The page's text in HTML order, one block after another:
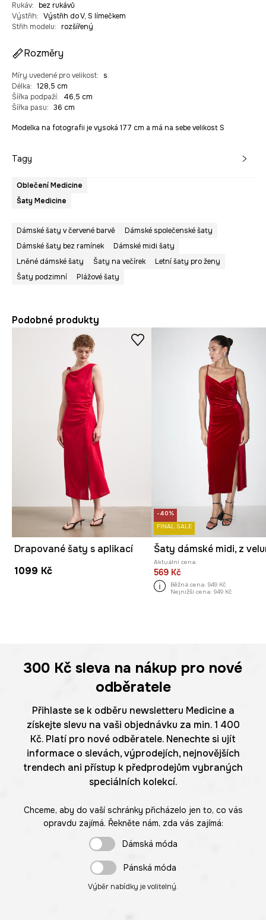
Rukáv: bez rukávů
Výstřih: Výstřih do V, S límečkem
Střih modelu: rozšířený
Rozměry
Míry uvedené pro velikost:
s.
Délka: 128,5 cm
Šířka podpaží:
46,5 cm
Šířka pasu: 36 cm
Modelka na fotografii je vysoká 177 cm a má na sebe velikost S
Tagy
Oblečení Medicine
Šaty Medicine
Dámské šaty v červené barvě
Dámské společenské šaty
Dámské šaty bez ramínek
Dámské midi šaty
Lněné dámské šaty
Šaty na večírek
Letní šaty pro ženy
Šaty podzimní
Plážové šaty
Podobné produkty
Drapované šaty s aplikací
1099 Kč
-40%
FINAL SALE
Šaty dámské midi, z
Aktuální cena:
569 Kč
Běžná cena: 949 Kč
Nejnižší cena: 949 Kč
300 Kč sleva na nákup pro nové
odběratele
Přihlaste se k odběru newsletteru Medicine a
získejte slevu na vaši objednávku za min. 1 400
Kč. Platí pro nové odběratele. Nenechte si ujít
informace o slevách, výprodejích, nejnovějších
trendech ani přístup k předprodejům vybraných
speciálních kolekcí.
Chceme, aby do vaší schránky přicházelo jen to, co vás
opravdu zajímá. Řekněte nám, zda vás zajímá:
Dámská móda
Pánská móda
Výběr nabídky je volitelný.